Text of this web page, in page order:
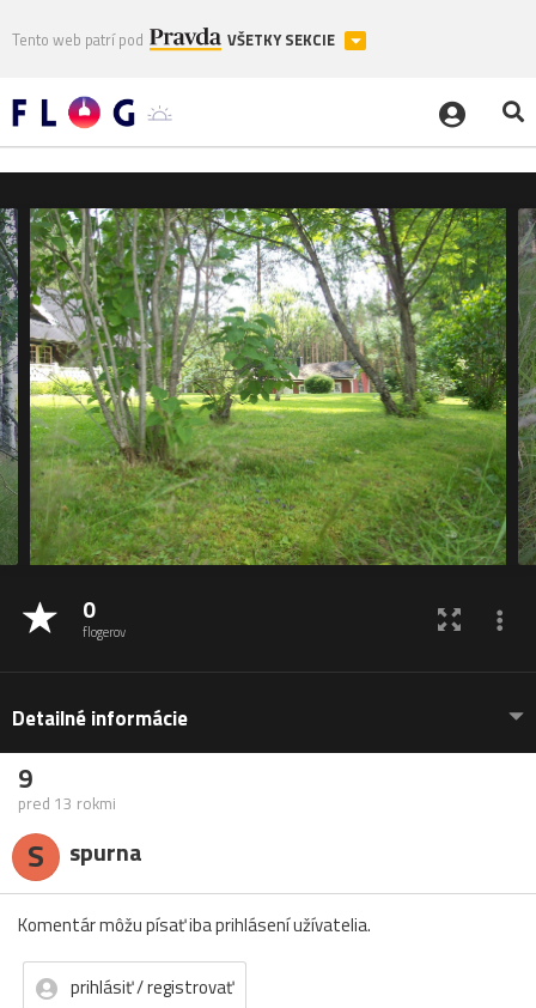
Tento web patrí pod VŠETKY SEKCIE
0
flogerov
Detailné informácie
9
pred 13 rokmi
S spurna
Komentár môžu písať iba prihlásení užívatelia.
prihlásiť / registrovať